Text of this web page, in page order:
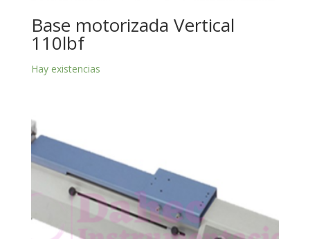
Base motorizada Vertical
110lbf
Hay existencias